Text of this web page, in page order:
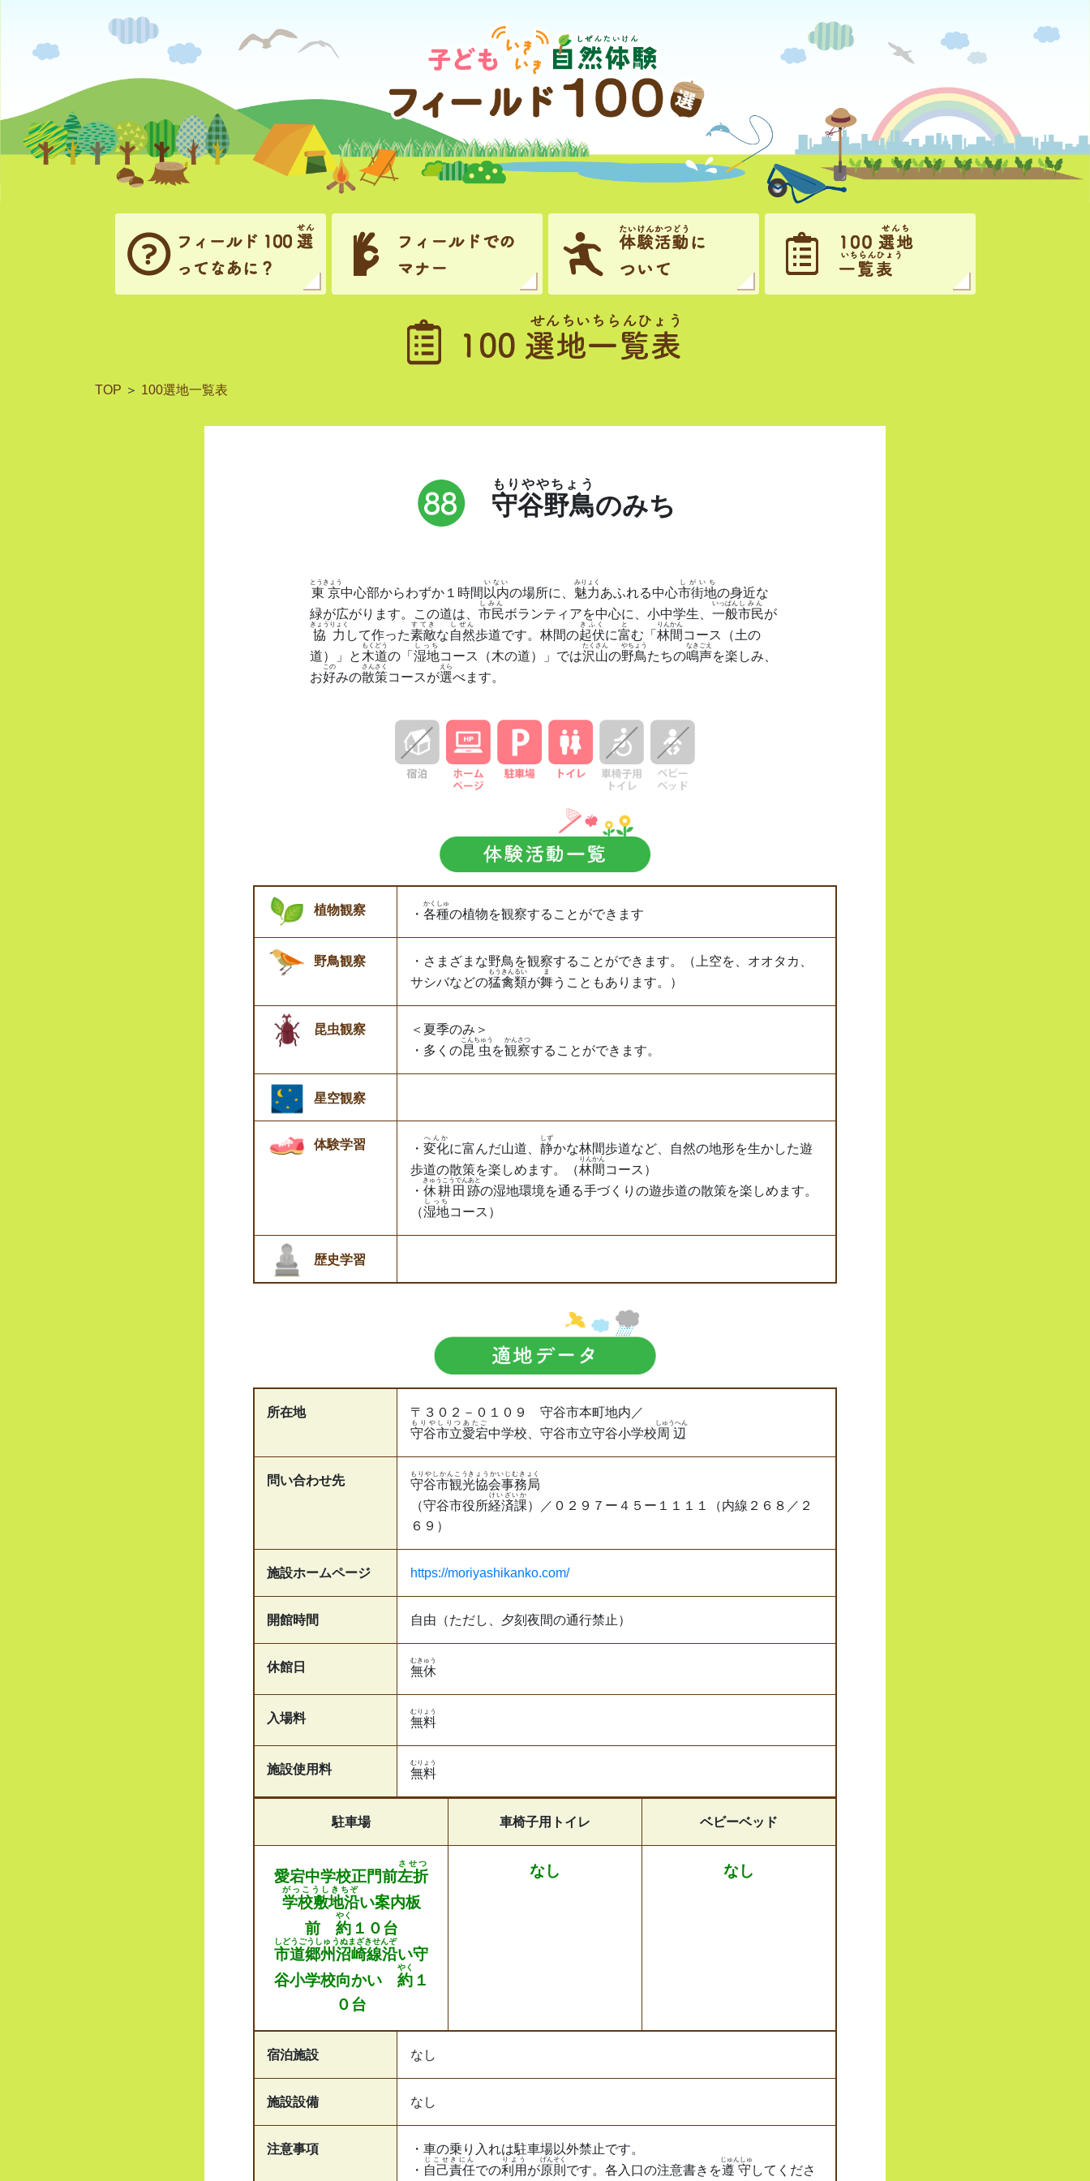
TOP ＞ 100選地一覧表
守谷野鳥
もりややちょう
のみち
東京
とうきょう
中心部からわずか１時間 以内
いない
の場所に、 魅力
みりょく
あふれる中心市街地
しがいち
の身近な
緑が広がります。この道は、 市民
しみん
ボランティアを中心に、小中学生、 一般
いっぱん
市民
しみん
が
協力
きょうりょく
して作った素敵
すてき
な自然
しぜん
歩道です。林間の起伏
きふく
に富
と
む「 林間
りんかん
コース（土の
道）」と 木道
もくどう
の「 湿地
しっち
コース（木の道）」では沢山
たくさん
の野鳥
やちょう
たちの鳴声
なきごえ
を楽しみ、
お好
この
みの散策
さんさく
コースが選
えら
べます。
植物観察 ・ 各種
かくしゅ
の植物を観察することができます
野鳥観察
・さまざまな野鳥を観察することができます。（上空を、オオタカ、
サシバなどの猛禽類
もうきんるい
が舞
ま
うこともあります。）
昆虫観察
＜夏季のみ＞
・多くの昆虫
こんちゅう
を観察
かんさつ
することができます。
星空観察
体験学習 ・ 変化
へんか
に富んだ山道、 静
しず
かな林間歩道など、自然の地形を生かした遊
歩道の散策を楽しめます。（林間
りんかん
コース）
・ 休耕田跡
きゅうこうでんあと
の湿地環境を通る手づくりの遊歩道の散策を楽しめます。
（湿地
しっち
コース）
歴史学習
所在地
〒３０２－０１０９ 守谷市本町地内／
守谷市立愛宕
もりやしりつあたご
中学校、守谷市立守谷小学校周辺
しゅうへん
問い合わせ先 守谷市観光協会事務局
もりやしかんこうきょうかいじむきょく
（守谷市役所経済課
けいざいか
）／０２９７ー４５ー１１１１（内線２６８／２
６９）
施設ホームページ https://moriyashikanko.com/
開館時間 自由（ただし、夕刻夜間の通行禁止）
休館日 無休
むきゅう
入場料 無料
むりょう
施設使用料 無料
むりょう
駐車場
愛宕中学校正門前左折
させつ
学校敷地沿
がっこうしきちぞ
い案内板
前 約
やく
１０台
市道郷州沼崎線沿
しどうごうしゅうぬまざきせんぞ
い守
谷小学校向かい 約
やく
１
０台
車椅子用トイレ
なし
ベビーベッド
なし
宿泊施設 なし
施設設備 なし
注意事項
・車の乗り入れは駐車場以外禁止です。
・ 自己責任
じこせきにん
での利用
りよう
が原則
げんそく
です。各入口の注意書きを遵守
じゅんしゅ
してくださ